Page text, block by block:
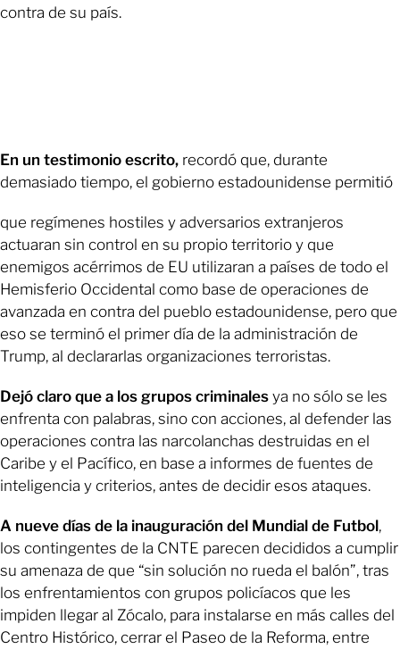
contra de su país.
En un testimonio escrito, recordó que, durante
demasiado tiempo, el gobierno estadounidense permitió
que regímenes hostiles y adversarios extranjeros
actuaran sin control en su propio territorio y que
enemigos acérrimos de EU utilizaran a países de todo el
Hemisferio Occidental como base de operaciones de
avanzada en contra del pueblo estadounidense, pero que
eso se terminó el primer día de la administración de
Trump, al declararlas organizaciones terroristas.
Dejó claro que a los grupos criminales ya no sólo se les
enfrenta con palabras, sino con acciones, al defender las
operaciones contra las narcolanchas destruidas en el
Caribe y el Pacífico, en base a informes de fuentes de
inteligencia y criterios, antes de decidir esos ataques.
A nueve días de la inauguración del Mundial de Futbol,
los contingentes de la CNTE parecen decididos a cumplir
su amenaza de que “sin solución no rueda el balón”, tras
los enfrentamientos con grupos policíacos que les
impiden llegar al Zócalo, para instalarse en más calles del
Centro Histórico, cerrar el Paseo de la Reforma, entre